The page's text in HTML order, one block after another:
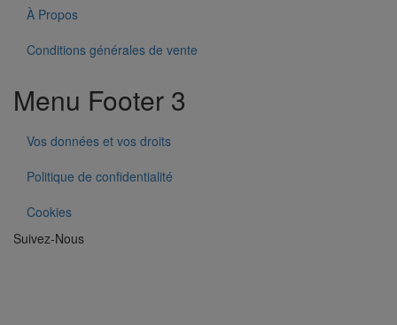
À Propos
Conditions générales de vente
Menu Footer 3
Vos données et vos droits
Politique de confidentialité
Cookies
Suivez-Nous